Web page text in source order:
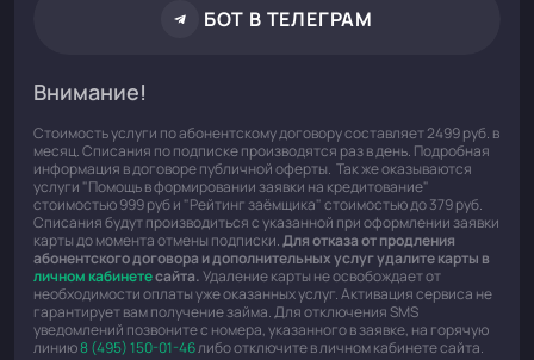
БОТ В ТЕЛЕГРАМ
Внимание!
Стоимость услуги по абонентскому договору составляет 2499 руб. в
месяц. Списания по подписке производятся раз в день. Подробная
информация в договоре публичной оферты. Так же оказываются
услуги "Помощь в формировании заявки на кредитование"
стоимостью 999 руб и "Рейтинг заёмщика" стоимостью до 379 руб.
Списания будут производиться с указанной при оформлении заявки
карты до момента отмены подписки.Для отказа от продления
абонентского договора и дополнительных услуг удалите карты в
личном кабинетесайта.Удаление карты не освобождает от
необходимости оплаты уже оказанных услуг. Активация сервиса не
гарантирует вам получение займа. Для отключения SMS
уведомлений позвоните с номера, указанного в заявке, на горячую
линию8 (495) 150-01-46либо отключите в личном кабинете сайта.